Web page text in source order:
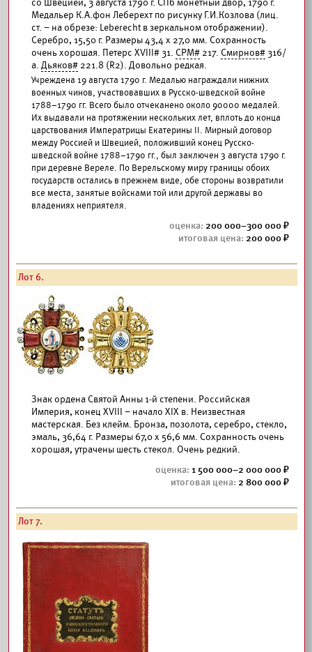
со Швецией, 3 августа 1790 г. СПб монетный двор, 1790 г.
Медальер К.А.фон Леберехт по рисунку Г.И.Козлова (лиц.
ст. – на обрезе: Leberecht в зеркальном отображении).
Серебро, 15,50 г. Размеры 43,4 х 27,0 мм. Сохранность
очень хорошая. Петерс XVIII# 31. СРМ# 217. Смирнов#316/
а. Дьяков# 221.8 (R2). Довольно редкая.
Учреждена 19 августа 1790 г. Медалью награждали нижних
военных чинов, участвовавших в Русско-шведской войне
1788–1790 гг. Всего было отчеканено около 90000 медалей.
Их выдавали на протяжении нескольких лет, вплоть до конца
царствования Императрицы Екатерины II. Мирный договор
между Россией и Швецией, положивший конец Русско-
шведской войне 1788–1790 гг., был заключен 3 августа 1790 г.
при деревне Вереле. По Верельскому миру границы обоих
государств остались в прежнем виде, обе стороны возвратили
все места, занятые войсками той или другой державы во
владениях неприятеля.
200 000–300 000
200 000
Лот 6.
Знак ордена Святой Анны 1-й степени. Российская
Империя, конец XVIII – начало XIX в. Неизвестная
мастерская. Без клейм. Бронза, позолота, серебро, стекло,
эмаль, 36,64 г. Размеры 67,0 х 56,6 мм. Сохранность очень
хорошая, утрачены шесть стекол. Очень редкий.
1 500 000–2 000 000
2 800 000
Лот 7.